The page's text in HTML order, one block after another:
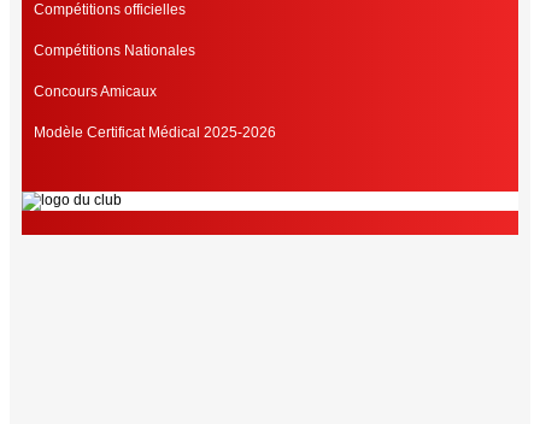
Compétitions officielles
Compétitions Nationales
Concours Amicaux
Modèle Certificat Médical 2025-2026